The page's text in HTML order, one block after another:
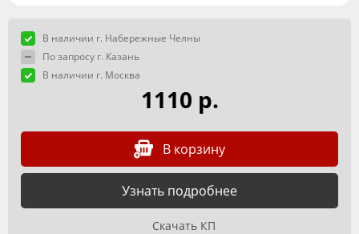
В наличии г. Набережные Челны
По запросу г. Казань
В наличии г. Москва
1110 р.
В корзину
Узнать подробнее
Скачать КП